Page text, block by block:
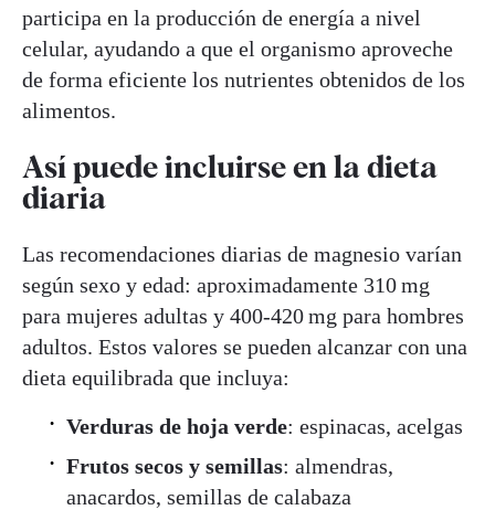
participa en la producción de energía a nivel
celular, ayudando a que el organismo aproveche
de forma eficiente los nutrientes obtenidos de los
alimentos.
Así puede incluirse en la dieta
diaria
Las recomendaciones diarias de magnesio varían
según sexo y edad: aproximadamente 310 mg
para mujeres adultas y 400‑420 mg para hombres
adultos. Estos valores se pueden alcanzar con una
dieta equilibrada que incluya:
Verduras de hoja verde: espinacas, acelgas
Frutos secos y semillas: almendras,
anacardos, semillas de calabaza